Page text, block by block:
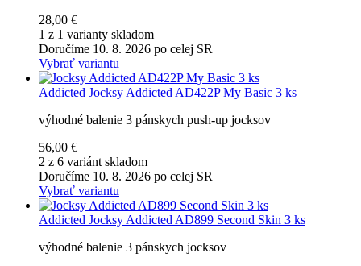
28,00 €
1 z 1 varianty skladom
Doručíme 10. 8. 2026 po celej SR
Vybrať variantu
Addicted Jocksy Addicted AD422P My Basic 3 ks
výhodné balenie 3 pánskych push-up jocksov
56,00 €
2 z 6 variánt skladom
Doručíme 10. 8. 2026 po celej SR
Vybrať variantu
Addicted Jocksy Addicted AD899 Second Skin 3 ks
výhodné balenie 3 pánskych jocksov